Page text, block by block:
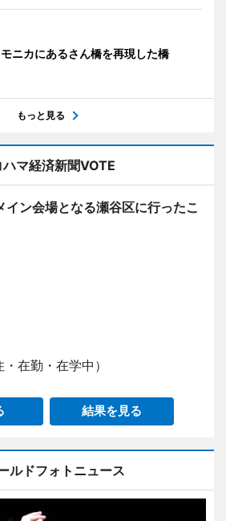
ニカにあるさん橋を再現した橋
もっと見る
ハマ経済新聞VOTE
イン会場となる瀬谷区に行ったこ
在勤・在学中）
結果を見る
ルドフォトニュース